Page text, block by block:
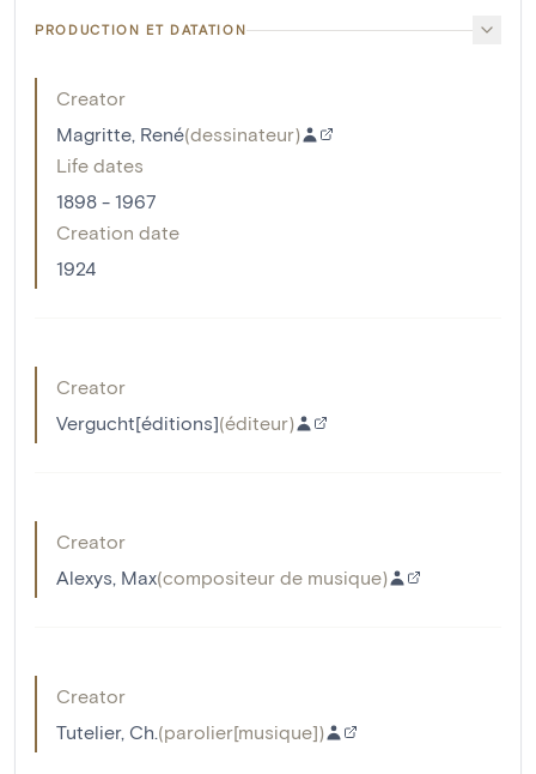
PRODUCTION ET DATATION
Creator
Magritte, René(dessinateur)
Life dates
1898 - 1967
Creation date
1924
Creator
Vergucht[éditions](éditeur)
Creator
Alexys, Max(compositeur de musique)
Creator
Tutelier, Ch.(parolier[musique])